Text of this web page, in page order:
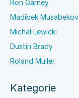
Ron Garney
Madibek Musabekov
Michał Lewicki
Dustin Brady
Roland Muller
Kategorie